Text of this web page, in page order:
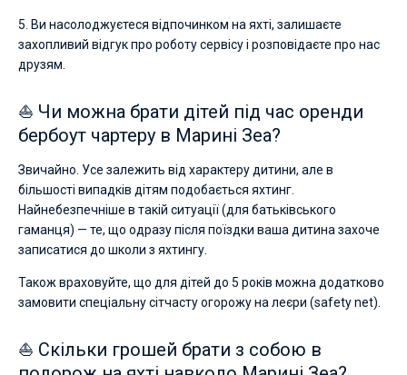
5. Ви насолоджуєтеся відпочинком на яхті, залишаєте
захопливий відгук про роботу сервісу і розповідаєте про нас
друзям.
⛵ Чи можна брати дітей під час оренди
бербоут чартеру в Марині Зеа?
Звичайно. Усе залежить від характеру дитини, але в
більшості випадків дітям подобається яхтинг.
Найнебезпечніше в такій ситуації (для батьківського
гаманця) — те, що одразу після поїздки ваша дитина захоче
записатися до школи з яхтингу.
Також враховуйте, що для дітей до 5 років можна додатково
замовити спеціальну сітчасту огорожу на леєри (safety net).
⛵ Скільки грошей брати з собою в